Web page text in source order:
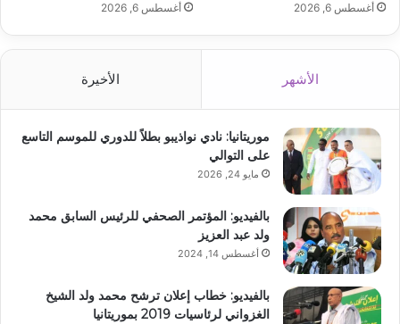
أغسطس 6, 2026 أغسطس 6, 2026
الأشهر الأخيرة
موريتانيا: نادي نواذيبو بطلاً للدوري للموسم التاسع
على التوالي
مايو 24, 2026
بالفيديو: المؤتمر الصحفي للرئيس السابق محمد
ولد عبد العزيز
أغسطس 14, 2024
بالفيديو: خطاب إعلان ترشح محمد ولد الشيخ
الغزواني لرئاسيات 2019 بموريتانيا